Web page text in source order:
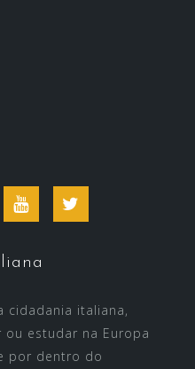
Youtube
cidadania italiana,
estudar na Europa
por dentro do